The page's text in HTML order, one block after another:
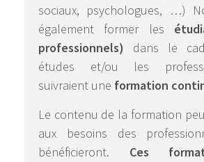
sociaux, psychologues, …)
également former les
professionnels) dans le
études et/ou les
suivraient une formation
Le contenu de la formation
aux besoins des
bénéficieront. Ces